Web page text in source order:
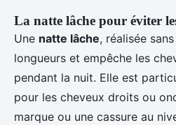
La natte lâche pour éviter
Une natte lâche, réalisée
longueurs et empêche les
pendant la nuit. Elle est
pour les cheveux droits ou
marque ou une cassure au